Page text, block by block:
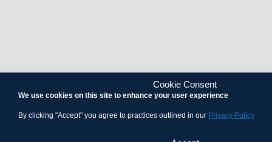
Cookie Consent
We use cookies on this site to enhance your user experience
By clicking "Accept" you agree to practices outlined in our Privacy Policy